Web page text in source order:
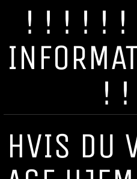
! ! ! ! ! !
!
HVIS DU